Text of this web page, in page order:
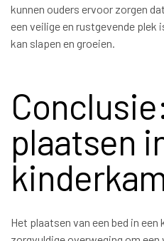
kunnen ouders ervoor zorgen
een veilige en rustgevende plek
kan slapen en groeien.
plaatsen
Het plaatsen van een bed in